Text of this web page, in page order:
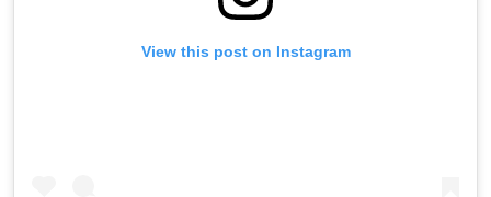
View this post on Instagram